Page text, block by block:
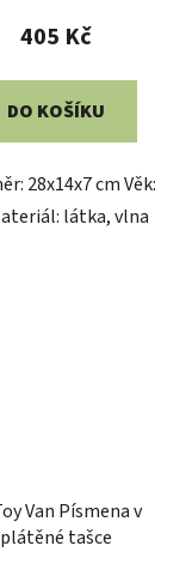
405 Kč
DO KOŠÍKU
28x14x7 cm Věk:
látka, vlna
Van Písmena v
plátěné tašce